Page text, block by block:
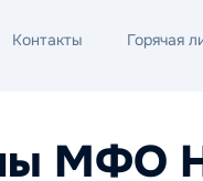
Контакты Горячая
МФО